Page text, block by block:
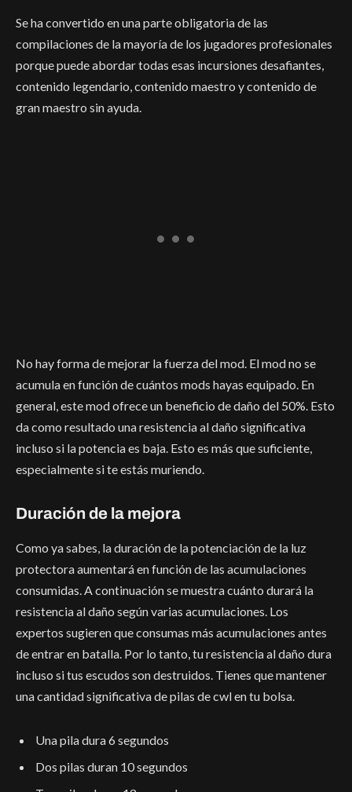
Se ha convertido en una parte obligatoria de las
compilaciones de la mayoría de los jugadores profesionales
porque puede abordar todas esas incursiones desafiantes,
contenido legendario, contenido maestro y contenido de
gran maestro sin ayuda.
No hay forma de mejorar la fuerza del mod. El mod no se
acumula en función de cuántos mods hayas equipado. En
general, este mod ofrece un beneficio de daño del 50%. Esto
da como resultado una resistencia al daño significativa
incluso si la potencia es baja. Esto es más que suficiente,
especialmente si te estás muriendo.
Duración de la mejora
Como ya sabes, la duración de la potenciación de la luz
protectora aumentará en función de las acumulaciones
consumidas. A continuación se muestra cuánto durará la
resistencia al daño según varias acumulaciones. Los
expertos sugieren que consumas más acumulaciones antes
de entrar en batalla. Por lo tanto, tu resistencia al daño dura
incluso si tus escudos son destruidos. Tienes que mantener
una cantidad significativa de pilas de cwl en tu bolsa.
Una pila dura 6 segundos
Dos pilas duran 10 segundos